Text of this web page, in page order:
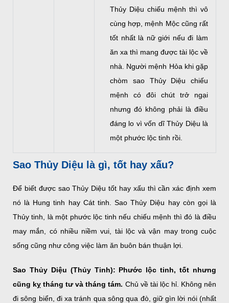
Thủy Diệu chiếu mệnh thì vô
cùng hợp, mệnh Mộc cũng rất
tốt nhất là nữ giới nếu đi làm
ăn xa thì mang được tài lộc về
nhà. Người mệnh Hỏa khi gặp
chòm sao Thủy Diệu chiếu
mệnh có đôi chút trở ngại
nhưng đó không phải là điều
đáng lo vì vốn dĩ Thủy Diệu là
một phước lộc tinh rồi.
Sao Thủy Diệu là gì, tốt hay xấu?
Để biết được sao Thủy Diệu tốt hay xấu thì cần xác định xem
nó là Hung tinh hay Cát tinh. Sao Thủy Diệu hay còn gọi là
Thủy tinh, là một phước lộc tinh nếu chiếu mệnh thì đó là điều
may mắn, có nhiều niềm vui, tài lộc và vận may trong cuộc
sống cũng như công việc làm ăn buôn bán thuận lợi.
Sao Thủy Diệu (Thủy Tinh): Phước lộc tinh, tốt nhưng
cũng kỵ tháng tư và tháng tám. Chủ về tài lộc hỉ. Không nên
đi sông biển, đi xa tránh qua sông qua đò, giữ gìn lời nói (nhất